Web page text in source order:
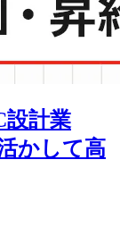
設計業
かして高